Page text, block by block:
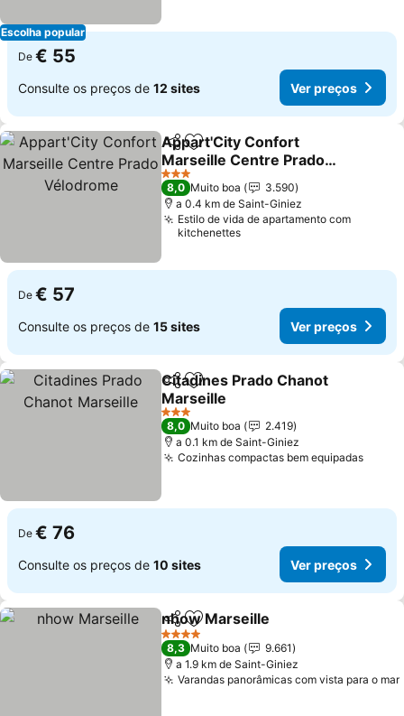
Escolha popular
De € 55
Consulte os preços de 12 sites Ver preços
PartilharAdicionar aos favoritos
Appart'City Confort
Marseille Centre Prado
Vélodrome
3 Estrelas
8,0 Muito boa
3.590
a 0.4 km de Saint-Giniez
Estilo de vida de apartamento com
kitchenettes
De € 57
Consulte os preços de 15 sites Ver preços
PartilharAdicionar aos favoritos
Citadines Prado Chanot
Marseille
3 Estrelas
8,0 Muito boa
2.419
a 0.1 km de Saint-Giniez
Cozinhas compactas bem equipadas
De € 76
Consulte os preços de 10 sites Ver preços
PartilharAdicionar aos favoritos
nhow Marseille
4 Estrelas
8,3 Muito boa
9.661
a 1.9 km de Saint-Giniez
Varandas panorâmicas com vista para o mar